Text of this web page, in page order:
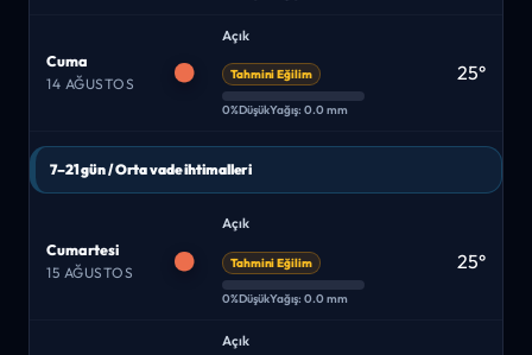
Cuma
14 AĞUSTOS
Açık
Tahmini Eğilim
0%DüşükYağış: 0.0 mm
25°
7–21 gün / Orta vade ihtimalleri
Cumartesi
15 AĞUSTOS
Açık
Tahmini Eğilim
0%DüşükYağış: 0.0 mm
25°
Açık